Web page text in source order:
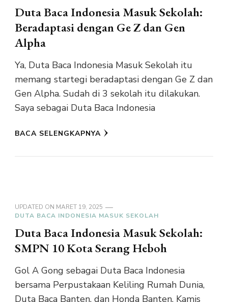
Duta Baca Indonesia Masuk Sekolah:
Beradaptasi dengan Ge Z dan Gen
Alpha
Ya, Duta Baca Indonesia Masuk Sekolah itu
memang startegi beradaptasi dengan Ge Z dan
Gen Alpha. Sudah di 3 sekolah itu dilakukan.
Saya sebagai Duta Baca Indonesia
BACA SELENGKAPNYA
UPDATED ON MARET 19, 2025
DUTA BACA INDONESIA MASUK SEKOLAH
Duta Baca Indonesia Masuk Sekolah:
SMPN 10 Kota Serang Heboh
Gol A Gong sebagai Duta Baca Indonesia
bersama Perpustakaan Keliling Rumah Dunia,
Duta Baca Banten, dan Honda Banten, Kamis